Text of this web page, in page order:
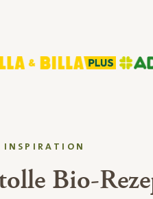
INSPIRATION
Bio-